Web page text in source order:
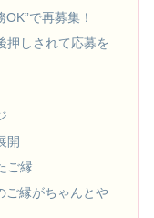
で再募集！
押しされて応募を
開
ご縁
ご縁がちゃんとや